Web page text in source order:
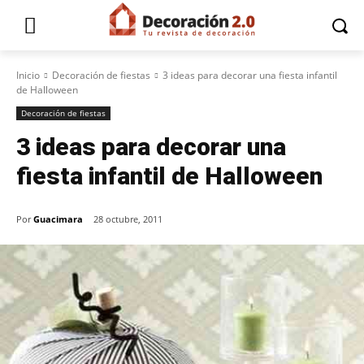
Inicio Decoración de fiestas
3 ideas para decorar una fiesta infantil
de Halloween
Decoración de fiestas
3 ideas para decorar una
fiesta infantil de Halloween
Por Guacimara 28 octubre, 2011